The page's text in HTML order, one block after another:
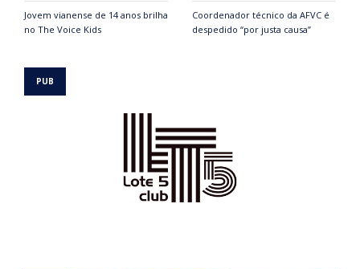
Jovem vianense de 14 anos brilha
no The Voice Kids
Coordenador técnico da AFVC é
despedido “por justa causa”